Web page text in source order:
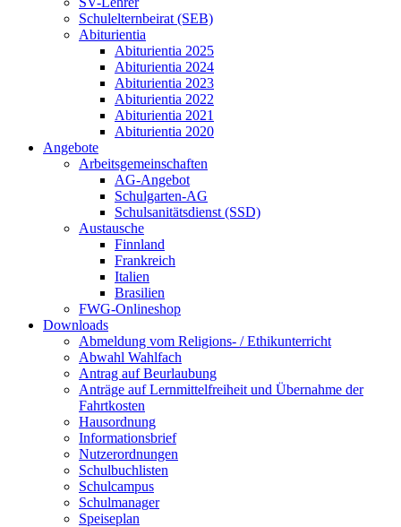
Schulelternbeirat (SEB)
Abiturientia
Abiturientia 2025
Abiturientia 2024
Abiturientia 2023
Abiturientia 2022
Abiturientia 2021
Abiturientia 2020
Angebote
Arbeitsgemeinschaften
AG-Angebot
Schulgarten-AG
Schulsanitätsdienst (SSD)
Austausche
Finnland
Frankreich
Italien
Brasilien
FWG-Onlineshop
Downloads
Abmeldung vom Religions- / Ethikunterricht
Abwahl Wahlfach
Antrag auf Beurlaubung
Anträge auf Lernmittelfreiheit und Übernahme der
Fahrtkosten
Hausordnung
Informationsbrief
Nutzerordnungen
Schulbuchlisten
Schulcampus
Schulmanager
Speiseplan